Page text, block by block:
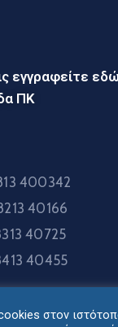
εγγραφείτε
ΠΚ
400342
40166
40725
40455
στον